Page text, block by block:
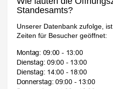
Standesamts?
Unserer Datenbank zufolge,
Zeiten für Besucher geöffnet: